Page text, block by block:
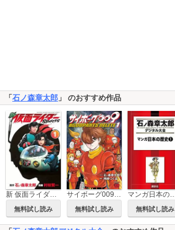
「 石ノ森章太郎 」 のおすすめ作品
新 仮面ライダーSPIRITS
無料試し読み 無料試し読み 無料試し読み